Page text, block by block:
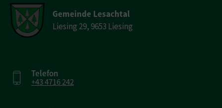
Gemeinde Lesachtal
Liesing 29, 9653 Liesing
Telefon
+43 4716 242